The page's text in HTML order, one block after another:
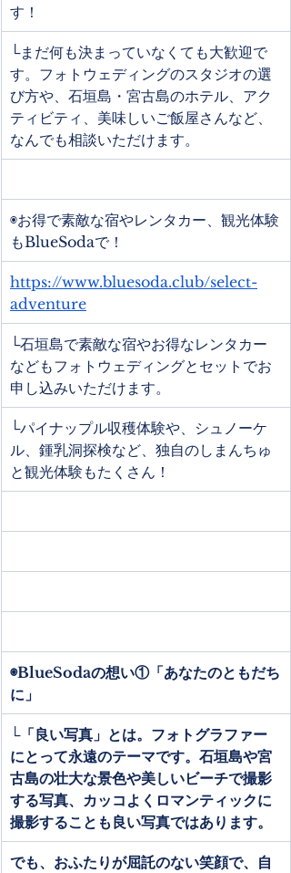
す！
└まだ何も決まっていなくても大歓迎で
す。フォトウェディングのスタジオの選
び方や、石垣島・宮古島のホテル、アク
ティビティ、美味しいご飯屋さんなど、
なんでも相談いただけます。
◉お得で素敵な宿やレンタカー、観光体験
もBlueSodaで！
https://www.bluesoda.club/select-
adventure
└石垣島で素敵な宿やお得なレンタカー
などもフォトウェディングとセットでお
申し込みいただけます。
└パイナップル収穫体験や、シュノーケ
ル、鍾乳洞探検など、独自のしまんちゅ
と観光体験もたくさん！
◉BlueSodaの想い①「あなたのともだち
に」
└「良い写真」とは。フォトグラファー
にとって永遠のテーマです。石垣島や宮
古島の壮大な景色や美しいビーチで撮影
する写真、カッコよくロマンティックに
撮影することも良い写真ではあります。
でも、おふたりが屈託のない笑顔で、自